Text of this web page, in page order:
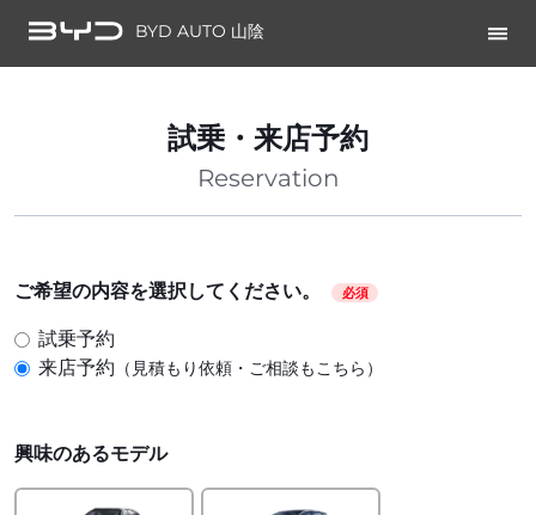
BYD AUTO 山陰
試乗・来店予約
Reservation
ご希望の内容を選択してください。 必須
試乗予約
来店予約 （見積もり依頼・ご相談もこちら）
興味のあるモデル